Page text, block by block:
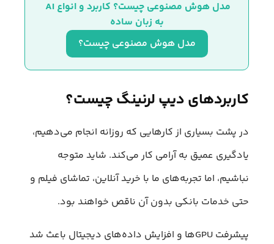
به زبان ساده
مدل هوش مصنوعی چیست؟
کاربردهای دیپ لرنینگ چیست؟
در پشت بسیاری از کارهایی که روزانه انجام می‌دهیم،
یادگیری عمیق به‌ آرامی کار می‌کند. شاید متوجه
نباشیم، اما تجربه‌های ما با خرید آنلاین، تماشای فیلم و
حتی خدمات بانکی بدون آن ناقص خواهند بود.
پیشرفت GPUها و افزایش داده‌های دیجیتال باعث شد